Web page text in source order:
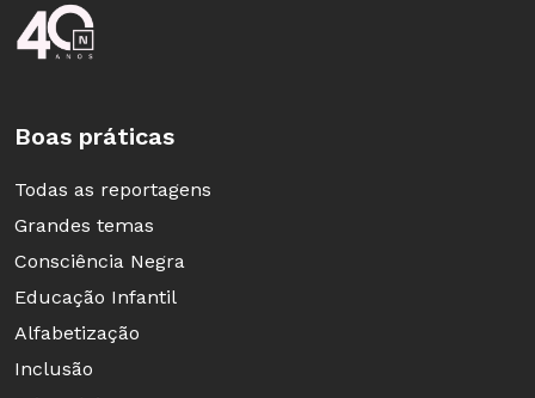
Rodapé da Nova Escola
Boas práticas
Todas as reportagens
Grandes temas
Consciência Negra
Educação Infantil
Alfabetização
Inclusão